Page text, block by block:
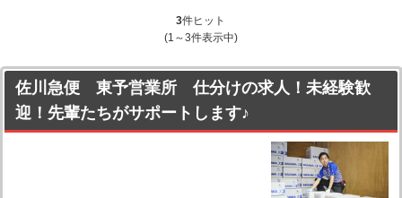
3件ヒット
(1～3件表示中)
佐川急便 東予営業所 仕分けの求人！未経験歓
迎！先輩たちがサポートします♪